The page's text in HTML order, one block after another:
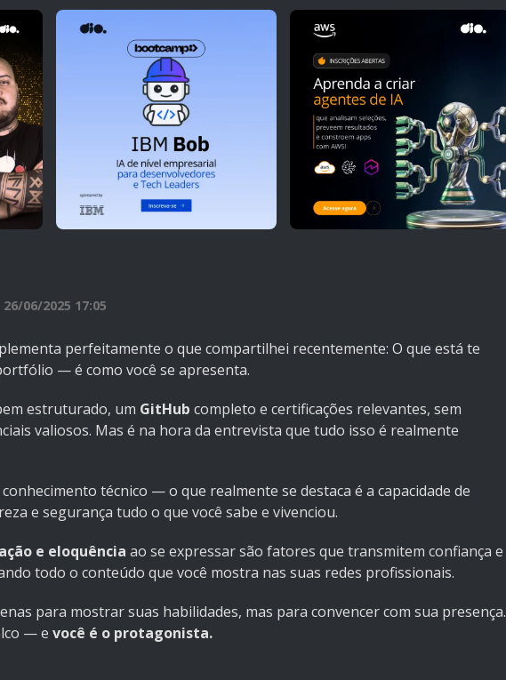
06/2025 17:05
perfeitamente o que compartilhei recentemente: O que está te
— é como você se apresenta.
estruturado, um GitHub completo e certificações relevantes, sem
valiosos. Mas é na hora da entrevista que tudo isso é realmente
técnico — o que realmente se destaca é a capacidade de
e segurança tudo o que você sabe e vivenciou.
e eloquência ao se expressar são fatores que transmitem confiança e
todo o conteúdo que você mostra nas suas redes profissionais.
para mostrar suas habilidades, mas para convencer com sua presença.
— e você é o protagonista.